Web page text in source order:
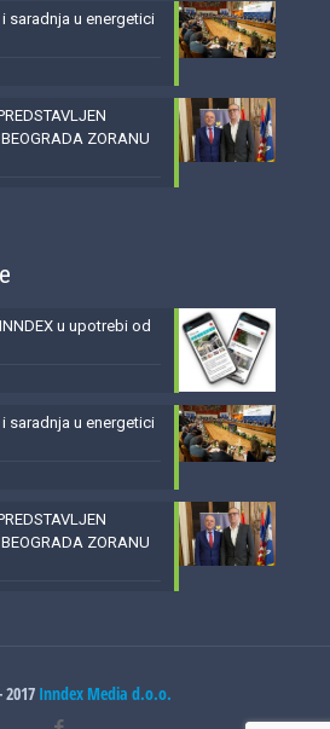
saradnja u energetici
ZORANU
u upotrebi od
saradnja u energetici
ZORANU
Inndex Media d.o.o.